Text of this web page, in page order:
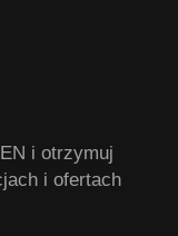
i otrzymuj
i ofertach